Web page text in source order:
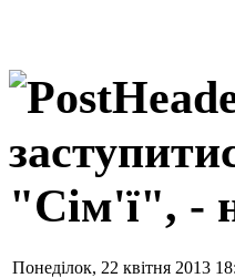
"Сім'ї", -
Понеділок, 22 квітня 2013